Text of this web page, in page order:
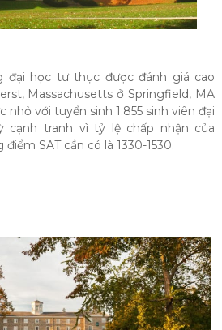
đại học tư thục được đánh giá cao
Massachusetts ở Springfield, MA
với tuyển sinh 1.855 sinh viên đại
cạnh tranh vì tỷ lệ chấp nhận của
SAT cần có là 1330-1530.